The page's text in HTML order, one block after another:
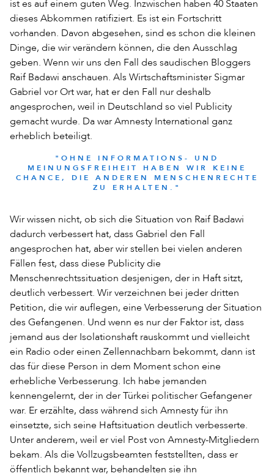
ist es auf einem guten Weg. Inzwischen haben 40 Staaten
dieses Abkommen ratifiziert. Es ist ein Fortschritt
vorhanden. Davon abgesehen, sind es schon die kleinen
Dinge, die wir verändern können, die den Ausschlag
geben. Wenn wir uns den Fall des saudischen Bloggers
Raif Badawi anschauen. Als Wirtschaftsminister Sigmar
Gabriel vor Ort war, hat er den Fall nur deshalb
angesprochen, weil in Deutschland so viel Publicity
gemacht wurde. Da war Amnesty International ganz
erheblich beteiligt.
"OHNE INFORMATIONS- UND
MEINUNGSFREIHEIT HABEN WIR KEINE
CHANCE, DIE ANDEREN MENSCHENRECHTE
ZU ERHALTEN."
Wir wissen nicht, ob sich die Situation von Raif Badawi
dadurch verbessert hat, dass Gabriel den Fall
angesprochen hat, aber wir stellen bei vielen anderen
Fällen fest, dass diese Publicity die
Menschenrechtssituation desjenigen, der in Haft sitzt,
deutlich verbessert. Wir verzeichnen bei jeder dritten
Petition, die wir auflegen, eine Verbesserung der Situation
des Gefangenen. Und wenn es nur der Faktor ist, dass
jemand aus der Isolationshaft rauskommt und vielleicht
ein Radio oder einen Zellennachbarn bekommt, dann ist
das für diese Person in dem Moment schon eine
erhebliche Verbesserung. Ich habe jemanden
kennengelernt, der in der Türkei politischer Gefangener
war. Er erzählte, dass während sich Amnesty für ihn
einsetzte, sich seine Haftsituation deutlich verbesserte.
Unter anderem, weil er viel Post von Amnesty-Mitgliedern
bekam. Als die Vollzugsbeamten feststellten, dass er
öffentlich bekannt war, behandelten sie ihn